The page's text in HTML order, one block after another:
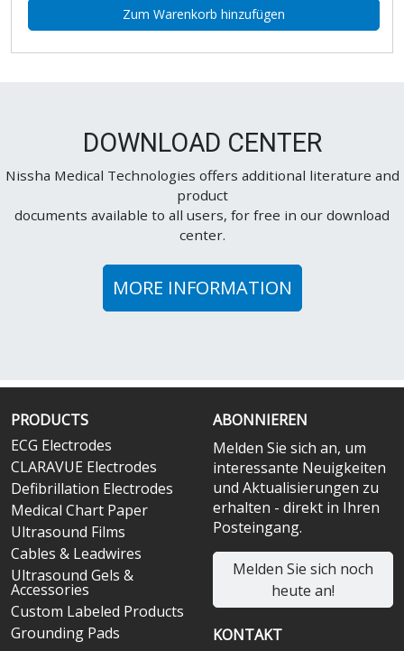
Zum Warenkorb hinzufügen
DOWNLOAD CENTER
Nissha Medical Technologies offers additional literature and
product
documents available to all users, for free in our download
center.
MORE INFORMATION
PRODUCTS
ECG Electrodes
CLARAVUE Electrodes
Defibrillation Electrodes
Medical Chart Paper
Ultrasound Films
Cables & Leadwires
Ultrasound Gels &
Accessories
Custom Labeled Products
Grounding Pads
ABONNIEREN
Melden Sie sich an, um
interessante Neuigkeiten
und Aktualisierungen zu
erhalten - direkt in Ihren
Posteingang.
Melden Sie sich noch
heute an!
KONTAKT